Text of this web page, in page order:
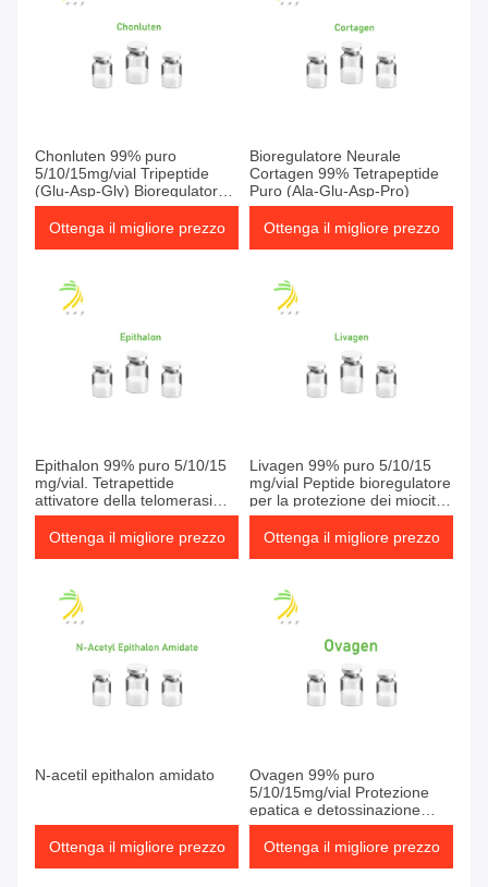
Chonluten 99% puro
5/10/15mg/vial Tripeptide
(Glu-Asp-Gly) Bioregulatore
polmonare
Ottenga il migliore prezzo
Bioregulatore Neurale
Cortagen 99% Tetrapeptide
Puro (Ala-Glu-Asp-Pro)
Ottenga il migliore prezzo
Epithalon 99% puro 5/10/15
mg/vial. Tetrapettide
attivatore della telomerasi
(Ala-Glu-Asp-Gly).
Ottenga il migliore prezzo
Livagen 99% puro 5/10/15
mg/vial Peptide bioregulatore
per la protezione dei miociti
cardiomicidi post-ischemici
Ottenga il migliore prezzo
N-acetil epithalon amidato
Ottenga il migliore prezzo
Ovagen 99% puro
5/10/15mg/vial Protezione
epatica e detossinazione
peptide Antifibrosi e
rigeneratore di epatosi
Ottenga il migliore prezzo